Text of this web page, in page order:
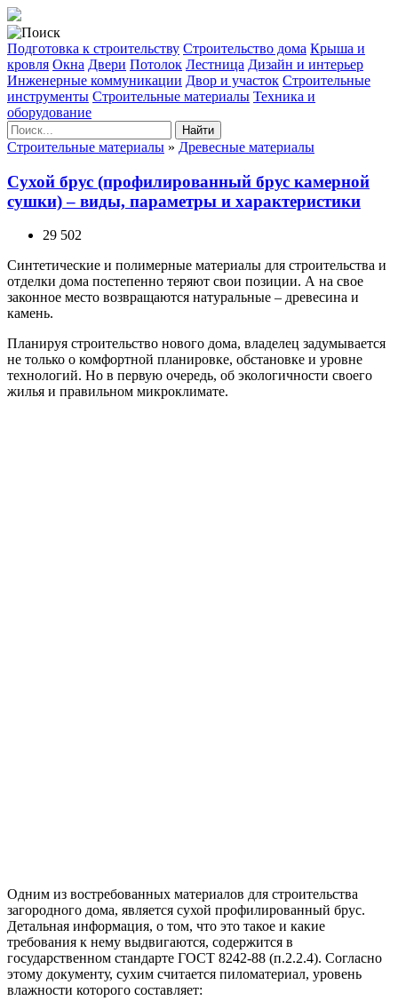
Подготовка к строительству Строительство дома Крыша и
кровля Окна Двери Потолок Лестница Дизайн и интерьер
Инженерные коммуникации Двор и участок Строительные
инструменты Строительные материалы Техника и
оборудование
Найти
Строительные материалы » Древесные материалы
Сухой брус (профилированный брус камерной
сушки) – виды, параметры и характеристики
29 502
Синтетические и полимерные материалы для строительства и
отделки дома постепенно теряют свои позиции. А на свое
законное место возвращаются натуральные – древесина и
камень.
Планируя строительство нового дома, владелец задумывается
не только о комфортной планировке, обстановке и уровне
технологий. Но в первую очередь, об экологичности своего
жилья и правильном микроклимате.
Одним из востребованных материалов для строительства
загородного дома, является сухой профилированный брус.
Детальная информация, о том, что это такое и какие
требования к нему выдвигаются, содержится в
государственном стандарте ГОСТ 8242-88 (п.2.2.4). Согласно
этому документу, сухим считается пиломатериал, уровень
влажности которого составляет: